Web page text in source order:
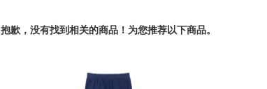
抱歉，没有找到相关的商品！为您推荐以下商品。